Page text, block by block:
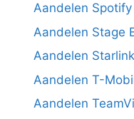
Aandelen
Aandelen Stage
Aandelen
Aandelen T-
Aandelen